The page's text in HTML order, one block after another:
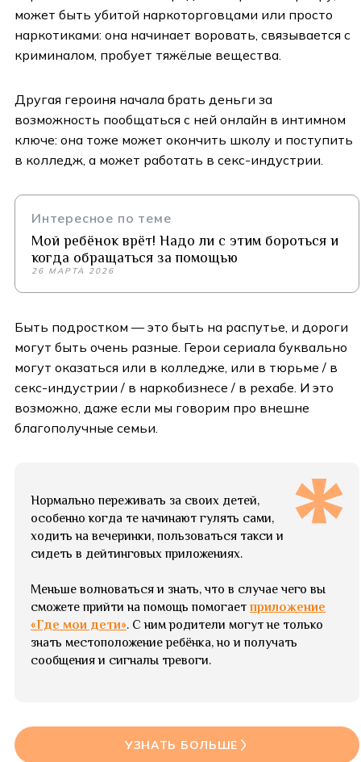
может быть убитой наркоторговцами или просто
наркотиками: она начинает воровать, связывается с
криминалом, пробует тяжёлые вещества.
Другая героиня начала брать деньги за
возможность пообщаться с ней онлайн в интимном
ключе: она тоже может окончить школу и поступить
в колледж, а может работать в секс-индустрии.
Интересное по теме
Мой ребёнок врёт! Надо ли с этим бороться и
когда обращаться за помощью
26 МАРТА 2026
Быть подростком — это быть на распутье, и дороги
могут быть очень разные. Герои сериала буквально
могут оказаться или в колледже, или в тюрьме / в
секс-индустрии / в наркобизнесе / в рехабе. И это
возможно, даже если мы говорим про внешне
благополучные семьи.
Нормально переживать за своих детей,
особенно когда те начинают гулять сами,
ходить на вечеринки, пользоваться такси и
сидеть в дейтинговых приложениях.
Меньше волноваться и знать, что в случае чего вы
сможете прийти на помощь помогаетприложение
«Где мои дети». С ним родители могут не только
знать местоположение ребёнка, но и получать
сообщения и сигналы тревоги.
УЗНАТЬ БОЛЬШЕ